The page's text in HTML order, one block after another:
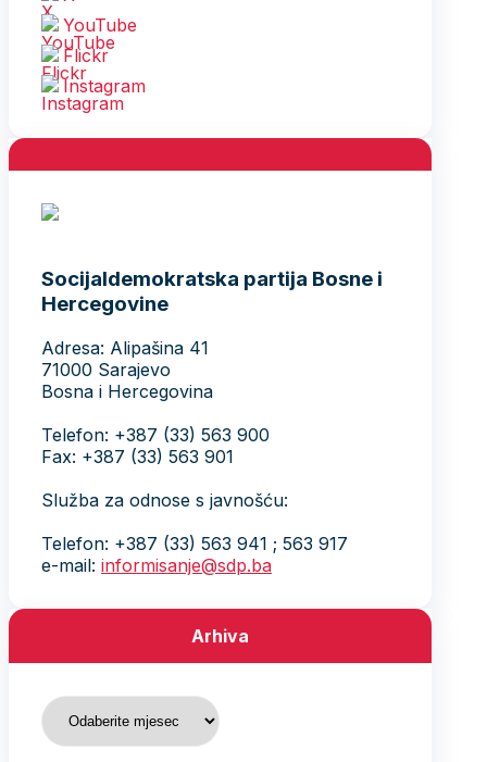
YouTube
Flickr
Instagram
Socijaldemokratska partija Bosne i
Hercegovine
Adresa: Alipašina 41
71000 Sarajevo
Bosna i Hercegovina
Telefon: +387 (33) 563 900
Fax: +387 (33) 563 901
Služba za odnose s javnošću:
Telefon: +387 (33) 563 941 ; 563 917
e-mail: informisanje@sdp.ba
Arhiva
Arhiva